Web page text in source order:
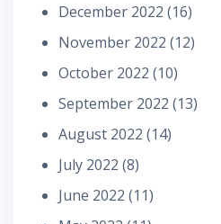
December 2022 (16)
November 2022 (12)
October 2022 (10)
September 2022 (13)
August 2022 (14)
July 2022 (8)
June 2022 (11)